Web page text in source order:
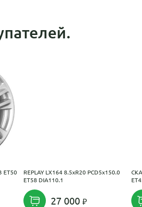
ET50
REPLAY LX164 8.5xR20 PCD5x150.0
ET58 DIA110.1
27 000